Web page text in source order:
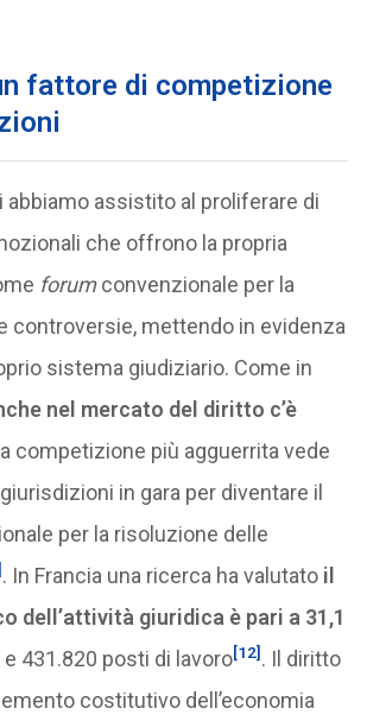
fattore di competizione
abbiamo assistito al proliferare di
che offrono la propria
forumconvenzionale per la
controversie, mettendo in evidenza
sistema giudiziario. Come in
nel mercato del diritto c’è
competizione più agguerrita vede
in gara per diventare il
per la risoluzione delle
. In Francia una ricerca ha valutato il
dell’attività giuridica è pari a 31,1
e 431.820 posti di lavoro[12] . Il diritto
costitutivo dell’economia